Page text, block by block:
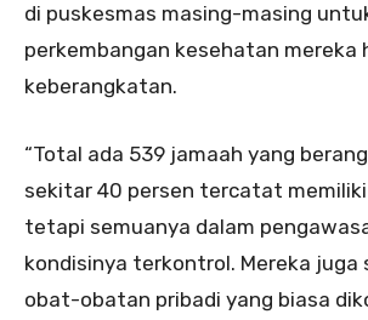
di puskesmas masing-masing
perkembangan kesehatan mereka
keberangkatan.
“Total ada 539 jamaah yang
sekitar 40 persen tercatat
tetapi semuanya dalam
kondisinya terkontrol. Mereka juga
obat-obatan pribadi yang biasa